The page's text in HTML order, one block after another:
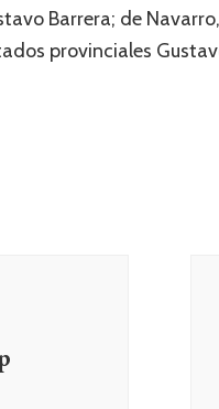
Barrera; de
provinciales